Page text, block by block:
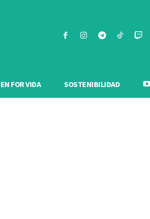
FOR VIDA SOSTENIBILIDAD